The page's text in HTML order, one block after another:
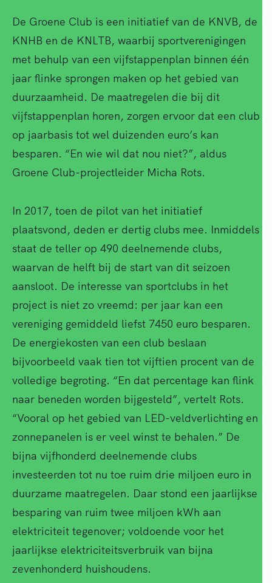
De Groene Club is een initiatief van de KNVB, de
KNHB en de KNLTB, waarbij sportverenigingen
met behulp van een vijfstappenplan binnen één
jaar flinke sprongen maken op het gebied van
duurzaamheid. De maatregelen die bij dit
vijfstappenplan horen, zorgen ervoor dat een club
op jaarbasis tot wel duizenden euro’s kan
besparen. “En wie wil dat nou niet?”, aldus
Groene Club-projectleider Micha Rots.
In 2017, toen de pilot van het initiatief
plaatsvond, deden er dertig clubs mee. Inmiddels
staat de teller op 490 deelnemende clubs,
waarvan de helft bij de start van dit seizoen
aansloot. De interesse van sportclubs in het
project is niet zo vreemd: per jaar kan een
vereniging gemiddeld liefst 7450 euro besparen.
De energiekosten van een club beslaan
bijvoorbeeld vaak tien tot vijftien procent van de
volledige begroting. “En dat percentage kan flink
naar beneden worden bijgesteld”, vertelt Rots.
“Vooral op het gebied van LED-veldverlichting en
zonnepanelen is er veel winst te behalen.” De
bijna vijfhonderd deelnemende clubs
investeerden tot nu toe ruim drie miljoen euro in
duurzame maatregelen. Daar stond een jaarlijkse
besparing van ruim twee miljoen kWh aan
elektriciteit tegenover; voldoende voor het
jaarlijkse elektriciteitsverbruik van bijna
zevenhonderd huishoudens.